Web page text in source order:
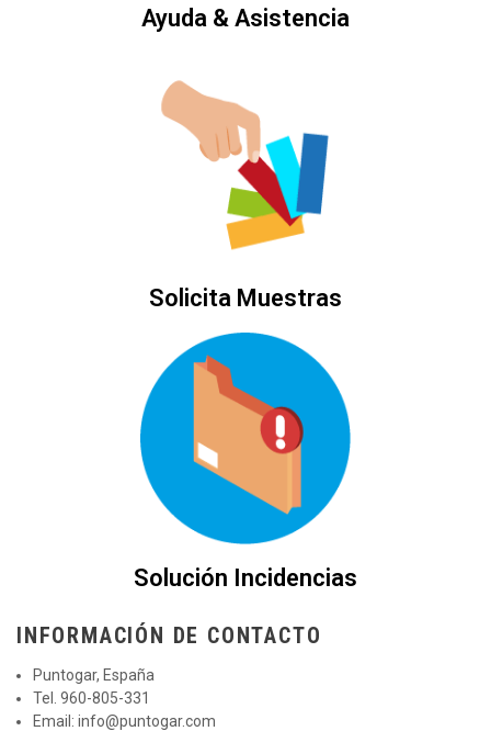
Ayuda & Asistencia
Solicita Muestras
Solución Incidencias
INFORMACIÓN DE CONTACTO
Puntogar, España
Tel. 960-805-331
Email: info@puntogar.com